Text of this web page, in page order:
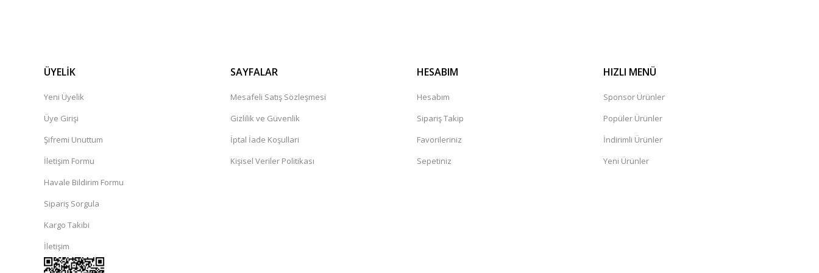
ÜYELİK
Yeni Üyelik
Üye Girişi
Şifremi Unuttum
İletişim Formu
Havale Bildirim Formu
Sipariş Sorgula
Kargo Takibi
İletişim
SAYFALAR
Mesafeli Satış Sözleşmesi
Gizlilik ve Güvenlik
İptal İade Koşullari
Kişisel Veriler Politikası
HESABIM
Hesabım
Sipariş Takip
Favorileriniz
Sepetiniz
HIZLI MENÜ
Sponsor Ürünler
Popüler Ürünler
İndirimli Ürünler
Yeni Ürünler